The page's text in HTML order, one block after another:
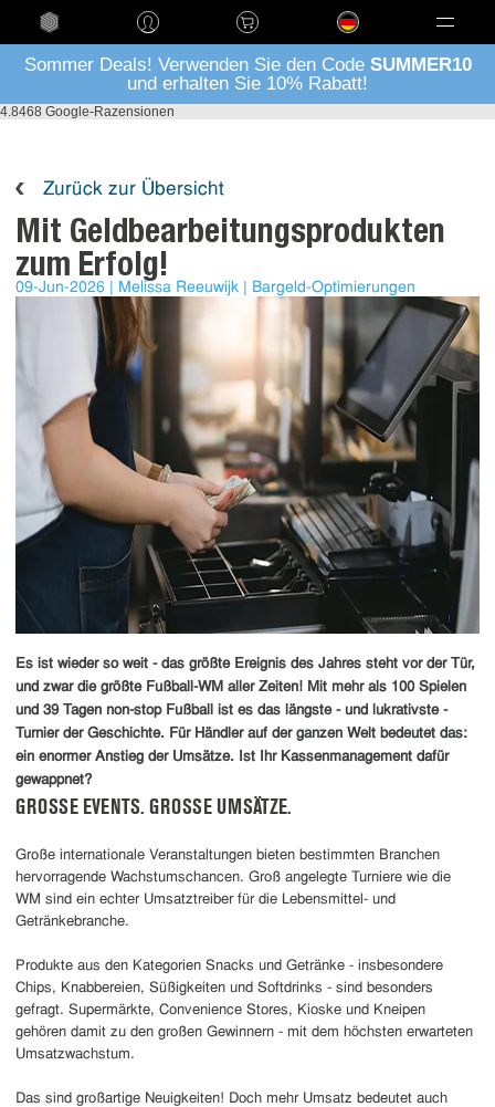
Language
Sommer Deals! Verwenden Sie den Code SUMMER10
und erhalten Sie 10% Rabatt!
4.8468 Google-Razensionen
Zurück zur Übersicht
Mit Geldbearbeitungsprodukten
zum Erfolg!
09-Jun-2026 Melissa Reeuwijk Bargeld-Optimierungen
Es ist wieder so weit - das größte Ereignis des Jahres steht vor der Tür,
und zwar die größte Fußball-WM aller Zeiten! Mit mehr als 100 Spielen
und 39 Tagen non-stop Fußball ist es das längste - und lukrativste -
Turnier der Geschichte. Für Händler auf der ganzen Welt bedeutet das:
ein enormer Anstieg der Umsätze. Ist Ihr Kassenmanagement dafür
gewappnet?
GROSSE EVENTS. GROSSE UMSÄTZE.
Große internationale Veranstaltungen bieten bestimmten Branchen
hervorragende Wachstumschancen. Groß angelegte Turniere wie die
WM sind ein echter Umsatztreiber für die Lebensmittel- und
Getränkebranche.
Produkte aus den Kategorien Snacks und Getränke - insbesondere
Chips, Knabbereien, Süßigkeiten und Softdrinks - sind besonders
gefragt. Supermärkte, Convenience Stores, Kioske und Kneipen
gehören damit zu den großen Gewinnern - mit dem höchsten erwarteten
Umsatzwachstum.
Das sind großartige Neuigkeiten! Doch mehr Umsatz bedeutet auch